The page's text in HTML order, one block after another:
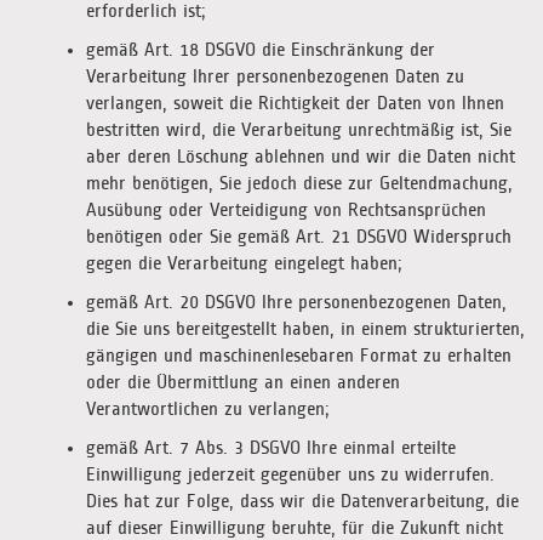
erforderlich ist;
gemäß Art. 18 DSGVO die Einschränkung der
Verarbeitung Ihrer personenbezogenen Daten zu
verlangen, soweit die Richtigkeit der Daten von Ihnen
bestritten wird, die Verarbeitung unrechtmäßig ist, Sie
aber deren Löschung ablehnen und wir die Daten nicht
mehr benötigen, Sie jedoch diese zur Geltendmachung,
Ausübung oder Verteidigung von Rechtsansprüchen
benötigen oder Sie gemäß Art. 21 DSGVO Widerspruch
gegen die Verarbeitung eingelegt haben;
gemäß Art. 20 DSGVO Ihre personenbezogenen Daten,
die Sie uns bereitgestellt haben, in einem strukturierten,
gängigen und maschinenlesebaren Format zu erhalten
oder die Übermittlung an einen anderen
Verantwortlichen zu verlangen;
gemäß Art. 7 Abs. 3 DSGVO Ihre einmal erteilte
Einwilligung jederzeit gegenüber uns zu widerrufen.
Dies hat zur Folge, dass wir die Datenverarbeitung, die
auf dieser Einwilligung beruhte, für die Zukunft nicht